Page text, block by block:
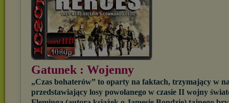
Gatunek : Wojenny
„Czas bohaterów” to oparty na faktach, trzymający w
przedstawiający losy powołanego w czasie II wojny